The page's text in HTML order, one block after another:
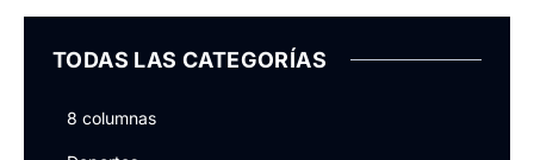
TODAS LAS CATEGORÍAS
8 columnas